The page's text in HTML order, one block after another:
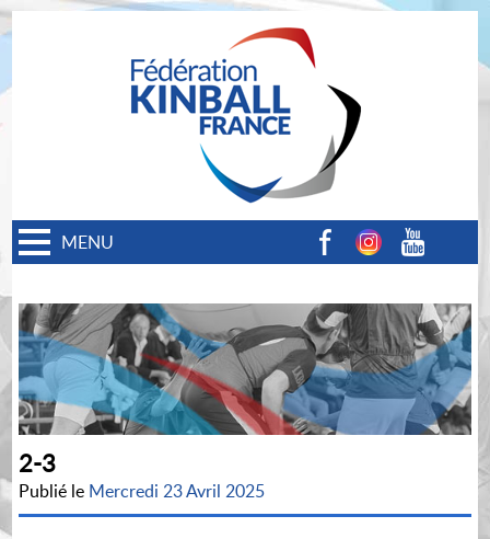
MENU
2-3
Publié le Mercredi 23 Avril 2025